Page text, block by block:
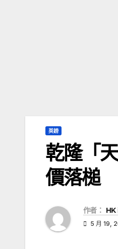
英鎊
乾隆「
價落槌
作者： HK
5 月 19,